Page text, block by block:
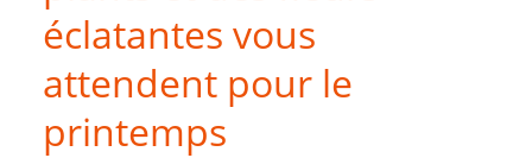
éclatantes vous
attendent pour le
printemps